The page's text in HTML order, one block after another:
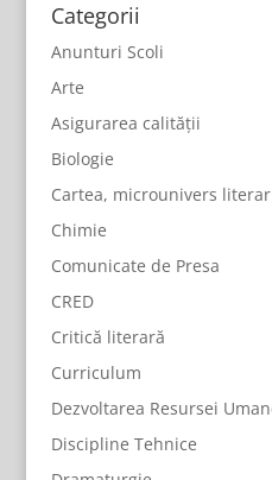
Categorii
Anunturi Scoli
Arte
Asigurarea calității
Biologie
Cartea, microunivers literar
Chimie
Comunicate de Presa
CRED
Critică literară
Curriculum
Dezvoltarea Resursei
Discipline Tehnice